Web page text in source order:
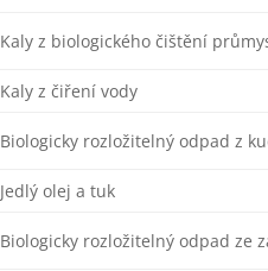
Kaly z biologického čištění
Kaly z čiření vody
Biologicky rozložitelný odpad z
Jedlý olej a tuk
Biologicky rozložitelný odpad ze